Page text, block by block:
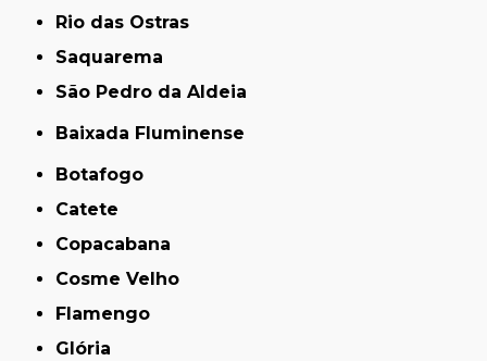
Rio das Ostras
Saquarema
São Pedro da Aldeia
Baixada Fluminense
Botafogo
Catete
Copacabana
Cosme Velho
Flamengo
Glória